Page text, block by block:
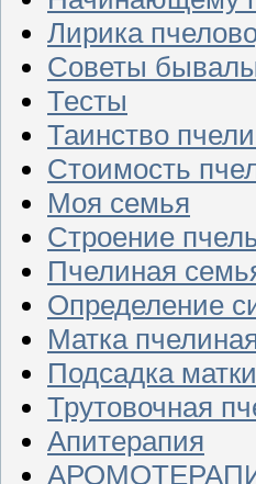
Лирика
Советы
Тесты
Таинство
Стоимость
Моя семья
Строение
Пчелиная
Определение
Матка
Подсадка матки
Трутовочная
Апитерапия